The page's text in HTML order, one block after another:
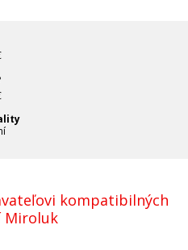
kompatibilných
Miroluk